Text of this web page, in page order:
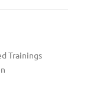
Trainings